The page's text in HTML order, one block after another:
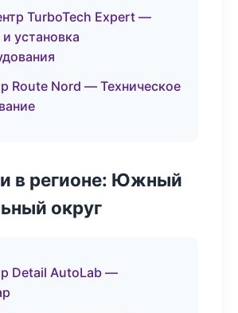
TurboTech Expert —
установка
Route Nord — Техническое
в регионе: Южный
округ
Detail AutoLab —